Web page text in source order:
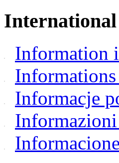
International
Information
Informations
Informacje